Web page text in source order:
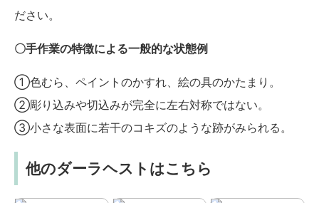
ださい。
〇手作業の特徴による一般的な状態例
①色むら、ペイントのかすれ、絵の具のかたまり。
②彫り込みや切込みが完全に左右対称ではない。
③小さな表面に若干のコキズのような跡がみられる。
他のダーラヘストはこちら